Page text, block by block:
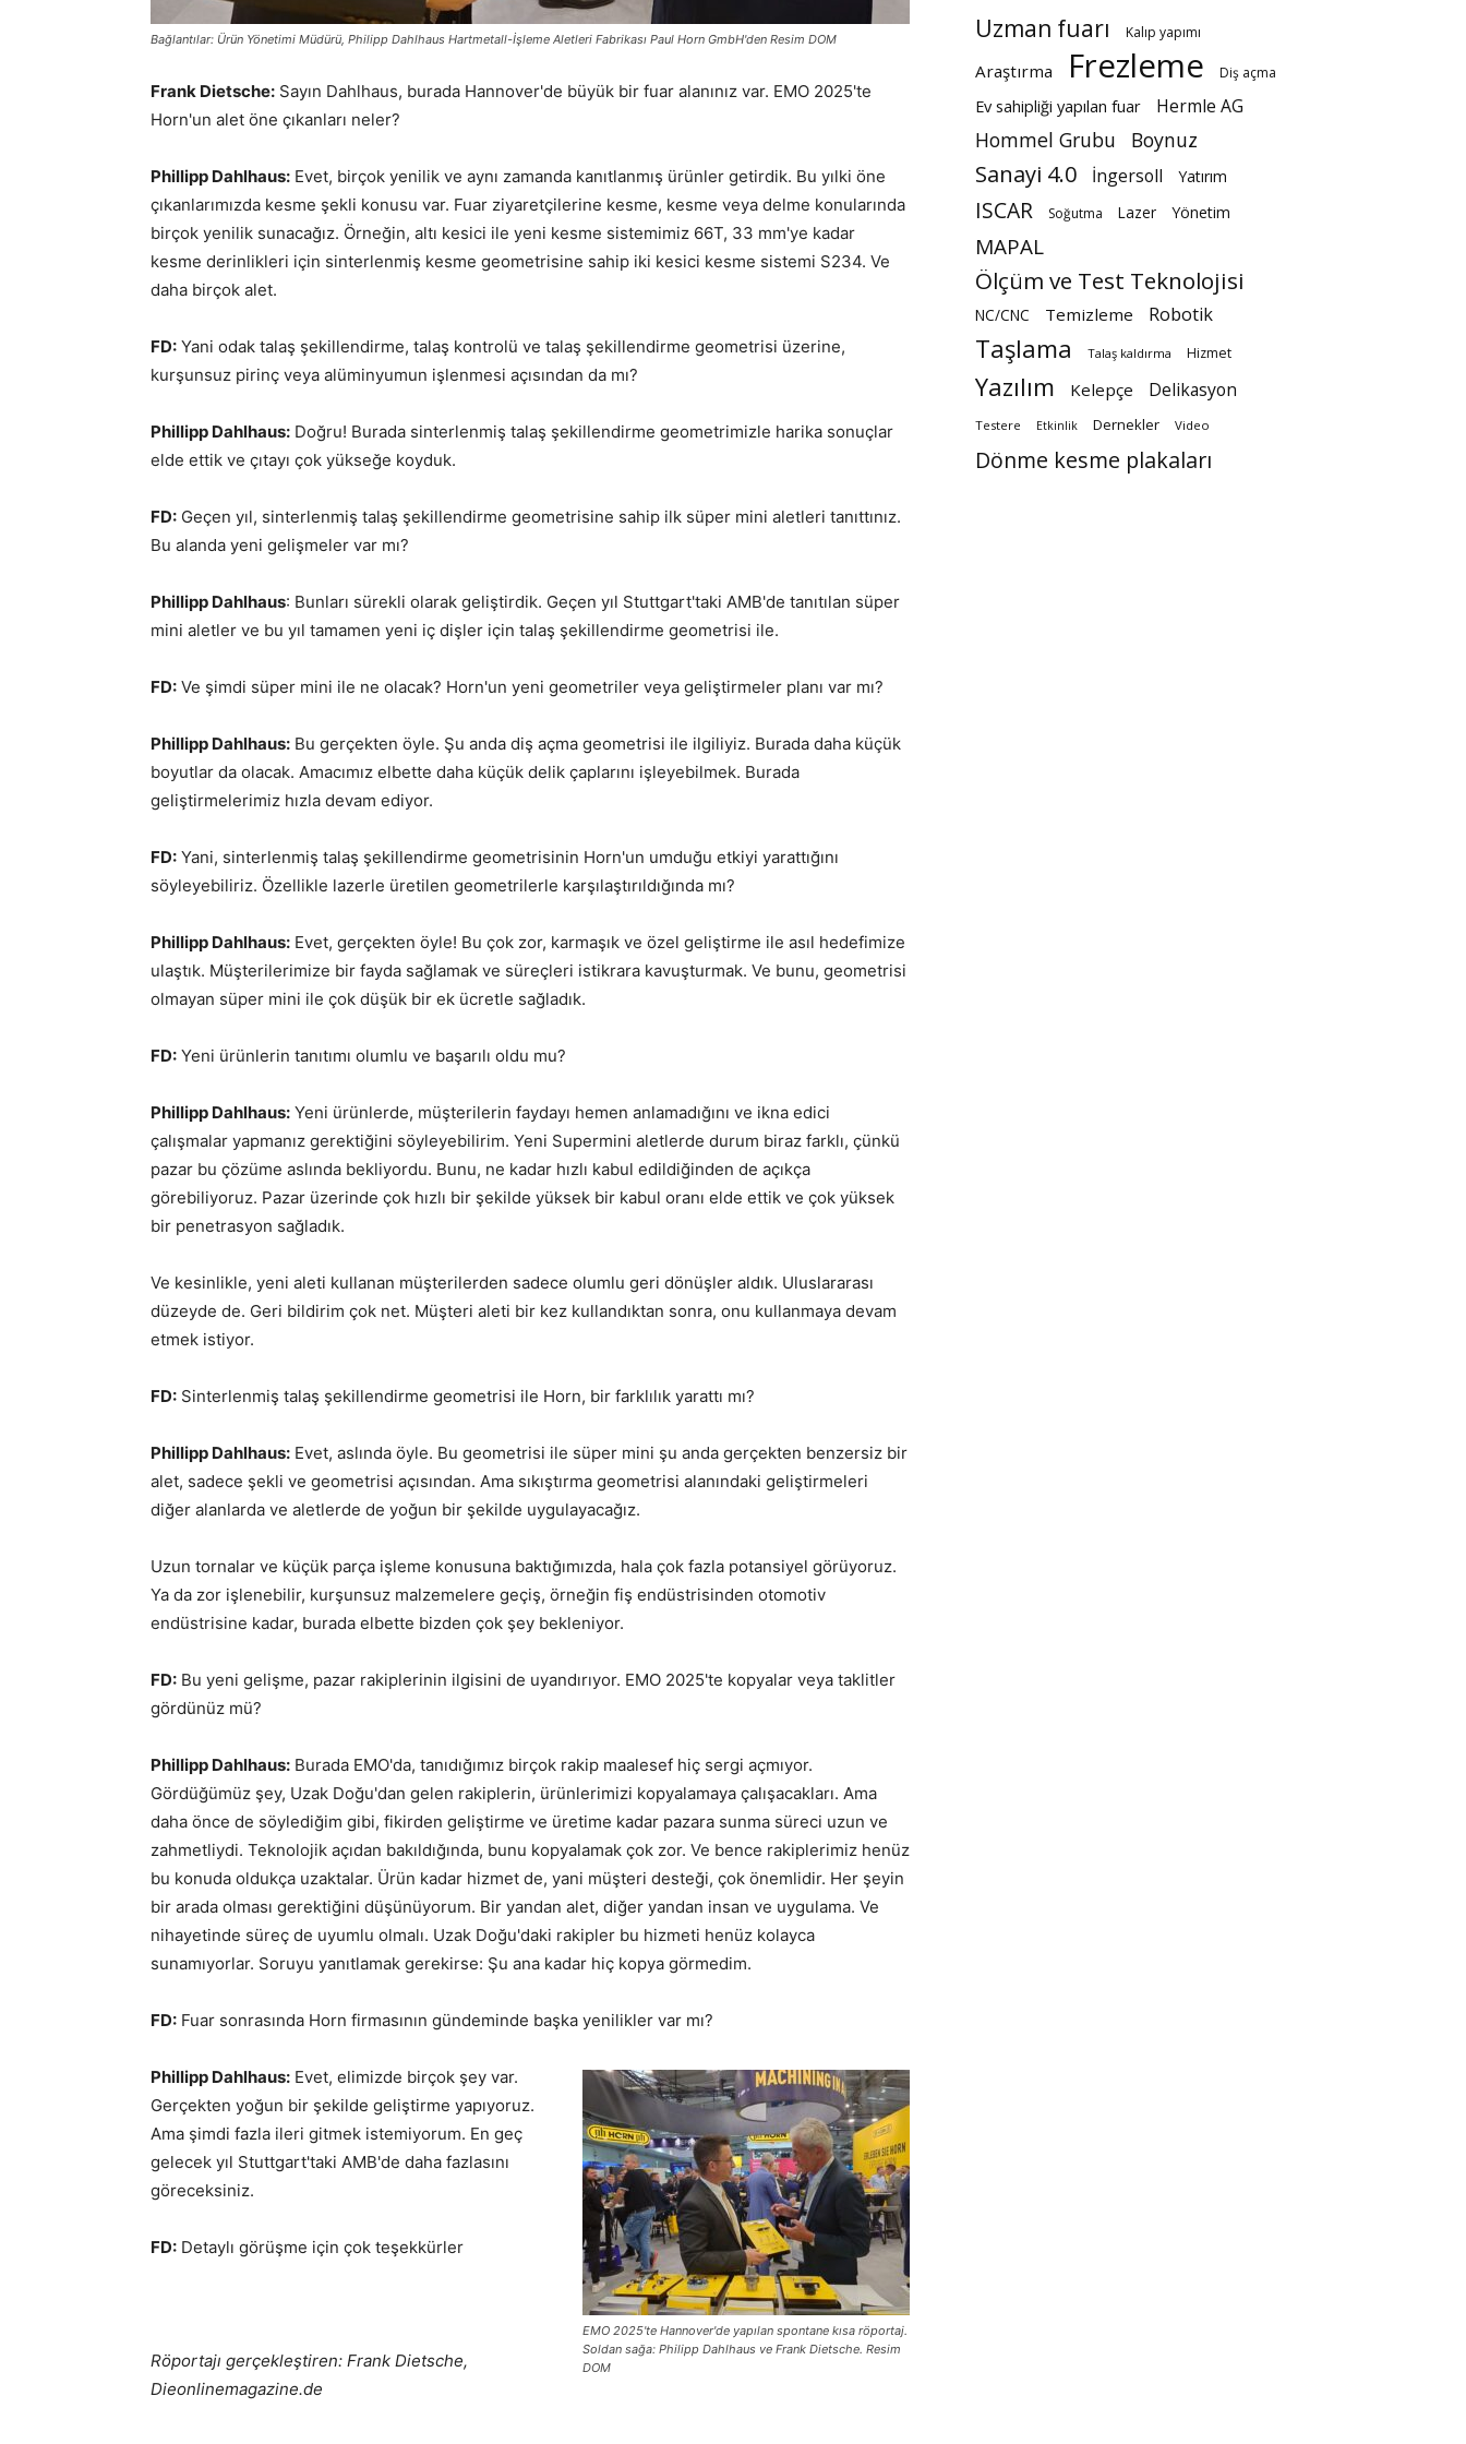
Bağlantılar: Ürün Yönetimi Müdürü, Philipp Dahlhaus Hartmetall-İşleme Aletleri Fabrikası Paul Horn GmbH'den Resim DOM
Frank Dietsche: Sayın Dahlhaus, burada Hannover'de büyük bir fuar alanınız var. EMO 2025'te
Horn'un alet öne çıkanları neler?
Phillipp Dahlhaus: Evet, birçok yenilik ve aynı zamanda kanıtlanmış ürünler getirdik. Bu yılki öne
çıkanlarımızda kesme şekli konusu var. Fuar ziyaretçilerine kesme, kesme veya delme konularında
birçok yenilik sunacağız. Örneğin, altı kesici ile yeni kesme sistemimiz 66T, 33 mm'ye kadar
kesme derinlikleri için sinterlenmiş kesme geometrisine sahip iki kesici kesme sistemi S234. Ve
daha birçok alet.
FD: Yani odak talaş şekillendirme, talaş kontrolü ve talaş şekillendirme geometrisi üzerine,
kurşunsuz pirinç veya alüminyumun işlenmesi açısından da mı?
Phillipp Dahlhaus: Doğru! Burada sinterlenmiş talaş şekillendirme geometrimizle harika sonuçlar
elde ettik ve çıtayı çok yükseğe koyduk.
FD: Geçen yıl, sinterlenmiş talaş şekillendirme geometrisine sahip ilk süper mini aletleri tanıttınız.
Bu alanda yeni gelişmeler var mı?
Phillipp Dahlhaus: Bunları sürekli olarak geliştirdik. Geçen yıl Stuttgart'taki AMB'de tanıtılan süper
mini aletler ve bu yıl tamamen yeni iç dişler için talaş şekillendirme geometrisi ile.
FD: Ve şimdi süper mini ile ne olacak? Horn'un yeni geometriler veya geliştirmeler planı var mı?
Phillipp Dahlhaus: Bu gerçekten öyle. Şu anda diş açma geometrisi ile ilgiliyiz. Burada daha küçük
boyutlar da olacak. Amacımız elbette daha küçük delik çaplarını işleyebilmek. Burada
geliştirmelerimiz hızla devam ediyor.
FD: Yani, sinterlenmiş talaş şekillendirme geometrisinin Horn'un umduğu etkiyi yarattığını
söyleyebiliriz. Özellikle lazerle üretilen geometrilerle karşılaştırıldığında mı?
Phillipp Dahlhaus: Evet, gerçekten öyle! Bu çok zor, karmaşık ve özel geliştirme ile asıl hedefimize
ulaştık. Müşterilerimize bir fayda sağlamak ve süreçleri istikrara kavuşturmak. Ve bunu, geometrisi
olmayan süper mini ile çok düşük bir ek ücretle sağladık.
FD: Yeni ürünlerin tanıtımı olumlu ve başarılı oldu mu?
Phillipp Dahlhaus: Yeni ürünlerde, müşterilerin faydayı hemen anlamadığını ve ikna edici
çalışmalar yapmanız gerektiğini söyleyebilirim. Yeni Supermini aletlerde durum biraz farklı, çünkü
pazar bu çözüme aslında bekliyordu. Bunu, ne kadar hızlı kabul edildiğinden de açıkça
görebiliyoruz. Pazar üzerinde çok hızlı bir şekilde yüksek bir kabul oranı elde ettik ve çok yüksek
bir penetrasyon sağladık.
Ve kesinlikle, yeni aleti kullanan müşterilerden sadece olumlu geri dönüşler aldık. Uluslararası
düzeyde de. Geri bildirim çok net. Müşteri aleti bir kez kullandıktan sonra, onu kullanmaya devam
etmek istiyor.
FD: Sinterlenmiş talaş şekillendirme geometrisi ile Horn, bir farklılık yarattı mı?
Phillipp Dahlhaus: Evet, aslında öyle. Bu geometrisi ile süper mini şu anda gerçekten benzersiz bir
alet, sadece şekli ve geometrisi açısından. Ama sıkıştırma geometrisi alanındaki geliştirmeleri
diğer alanlarda ve aletlerde de yoğun bir şekilde uygulayacağız.
Uzun tornalar ve küçük parça işleme konusuna baktığımızda, hala çok fazla potansiyel görüyoruz.
Ya da zor işlenebilir, kurşunsuz malzemelere geçiş, örneğin fiş endüstrisinden otomotiv
endüstrisine kadar, burada elbette bizden çok şey bekleniyor.
FD: Bu yeni gelişme, pazar rakiplerinin ilgisini de uyandırıyor. EMO 2025'te kopyalar veya taklitler
gördünüz mü?
Phillipp Dahlhaus: Burada EMO'da, tanıdığımız birçok rakip maalesef hiç sergi açmıyor.
Gördüğümüz şey, Uzak Doğu'dan gelen rakiplerin, ürünlerimizi kopyalamaya çalışacakları. Ama
daha önce de söylediğim gibi, fikirden geliştirme ve üretime kadar pazara sunma süreci uzun ve
zahmetliydi. Teknolojik açıdan bakıldığında, bunu kopyalamak çok zor. Ve bence rakiplerimiz henüz
bu konuda oldukça uzaktalar. Ürün kadar hizmet de, yani müşteri desteği, çok önemlidir. Her şeyin
bir arada olması gerektiğini düşünüyorum. Bir yandan alet, diğer yandan insan ve uygulama. Ve
nihayetinde süreç de uyumlu olmalı. Uzak Doğu'daki rakipler bu hizmeti henüz kolayca
sunamıyorlar. Soruyu yanıtlamak gerekirse: Şu ana kadar hiç kopya görmedim.
FD: Fuar sonrasında Horn firmasının gündeminde başka yenilikler var mı?
EMO 2025'te Hannover'de yapılan spontane kısa röportaj.
Soldan sağa: Philipp Dahlhaus ve Frank Dietsche. Resim
DOM
Phillipp Dahlhaus: Evet, elimizde birçok şey var.
Gerçekten yoğun bir şekilde geliştirme yapıyoruz.
Ama şimdi fazla ileri gitmek istemiyorum. En geç
gelecek yıl Stuttgart'taki AMB'de daha fazlasını
göreceksiniz.
FD: Detaylı görüşme için çok teşekkürler
Röportajı gerçekleştiren: Frank Dietsche,
Dieonlinemagazine.de
Uzman fuarı Kalıp yapımı
Araştırma Frezleme Diş açma
Ev sahipliği yapılan fuar Hermle AG
Hommel Grubu Boynuz
Sanayi 4.0 İngersoll Yatırım
ISCAR Soğutma Lazer Yönetim
MAPAL
Ölçüm ve Test Teknolojisi
NC/CNC Temizleme Robotik
Taşlama Talaş kaldırma Hizmet
Yazılım Kelepçe Delikasyon
Testere Etkinlik Dernekler Video
Dönme kesme plakaları